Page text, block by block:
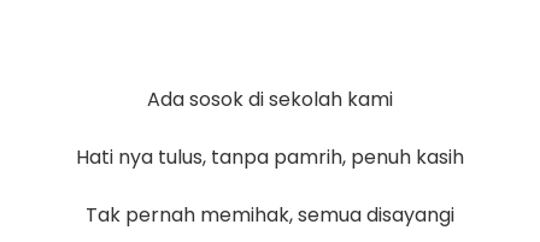
Ada sosok di sekolah kami
Hati nya tulus, tanpa pamrih, penuh kasih
Tak pernah memihak, semua disayangi